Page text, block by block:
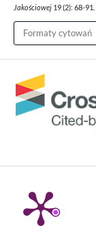
Jakościowej 19 (2): 68-91.
Formaty cytowań